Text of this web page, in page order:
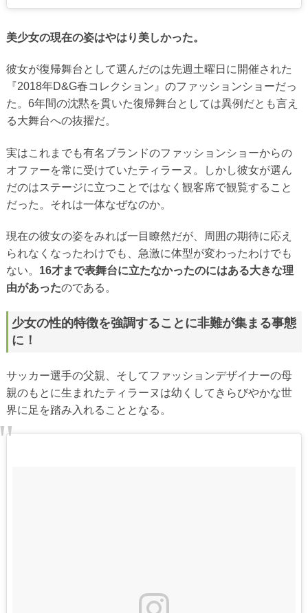
美少女の現在の姿はやはり美しかった。
彼女が復帰舞台として選んだのは先週土曜日に開催された
『2018年D&G春コレクション』のファッションショーだっ
た。6年間の沈黙を貫いた復帰舞台としては異例だとも言え
る大舞台への抜擢だ。
実はこれまでも有名ブランドのファッションショーからの
オファーを常に受けていたティラーヌ。しかし彼女が選ん
だのはステージに立つことではなく観客席で観覧すること
だった。それは一体なぜなのか。
現在の彼女の姿をみれば一目瞭然だが、周囲の期待に応え
られなくなったわけでも、急激に体型が変わったわけでも
ない。 16才まで表舞台に立たなかったのにはある大きな理
由があったのである。
少女の性的特徴を強調することに非難が集まる事態
に！
サッカー選手の父親、そしてファッションデザイナーの母
親のもとに生まれたティラーヌは幼くしてきらびやかな世
界に足を踏み入れることとなる。